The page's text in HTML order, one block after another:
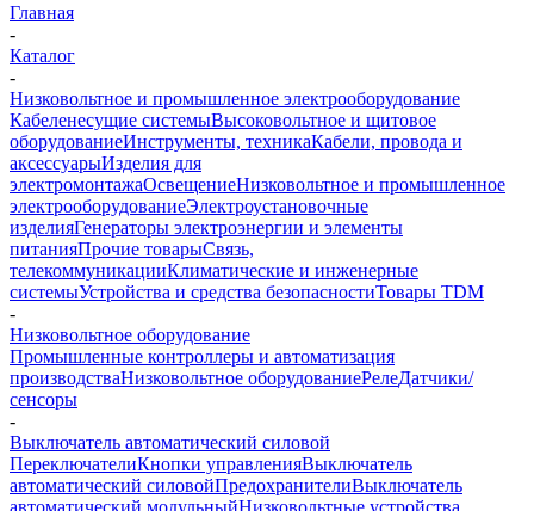
Главная
-
Каталог
-
Низковольтное и промышленное электрооборудование
Кабеленесущие системыВысоковольтное и щитовое
оборудованиеИнструменты, техникаКабели, провода и
аксессуарыИзделия для
электромонтажаОсвещениеНизковольтное и промышленное
электрооборудованиеЭлектроустановочные
изделияГенераторы электроэнергии и элементы
питанияПрочие товарыСвязь,
телекоммуникацииКлиматические и инженерные
системыУстройства и средства безопасностиТовары TDM
-
Низковольтное оборудование
Промышленные контроллеры и автоматизация
производстваНизковольтное оборудованиеРелеДатчики/
сенсоры
-
Выключатель автоматический силовой
ПереключателиКнопки управленияВыключатель
автоматический силовойПредохранителиВыключатель
автоматический модульныйНизковольтные устройства